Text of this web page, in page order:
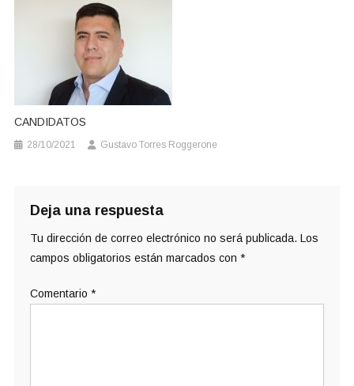
CANDIDATOS
28/10/2021 Gustavo Torres Roggerone
Deja una respuesta
Tu dirección de correo electrónico no será publicada. Los
campos obligatorios están marcados con *
Comentario *